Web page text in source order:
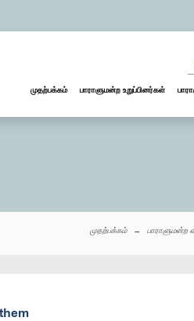
முதற்பக்கம் பாராளுமன்ற உறுப்பினர்கள்
முதற்பக்கம் பாராளுமன்ற